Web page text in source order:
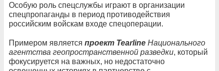
Особую роль спецслужбы играют в организации
спецпропаганды в период противодействия
российским войскам входе спецоперации.
Примером является проект Tearline Национального
агентства геопространственной разведки, который
фокусируется на важных, но недостаточно